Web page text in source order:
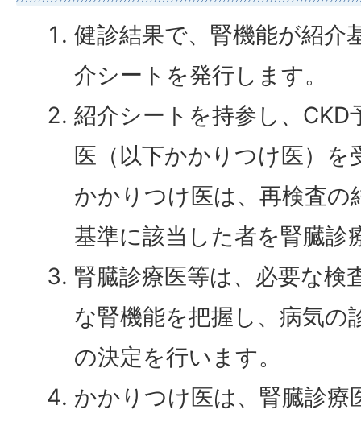
健診結果で、腎機能が紹介
介シートを発行します。
紹介シートを持参し、
医（以下かかりつけ医）を
かかりつけ医は、再検査の
基準に該当した者を腎臓診
腎臓診療医等は、必要な検
な腎機能を把握し、病気の
の決定を行います。
かかりつけ医は、腎臓診療